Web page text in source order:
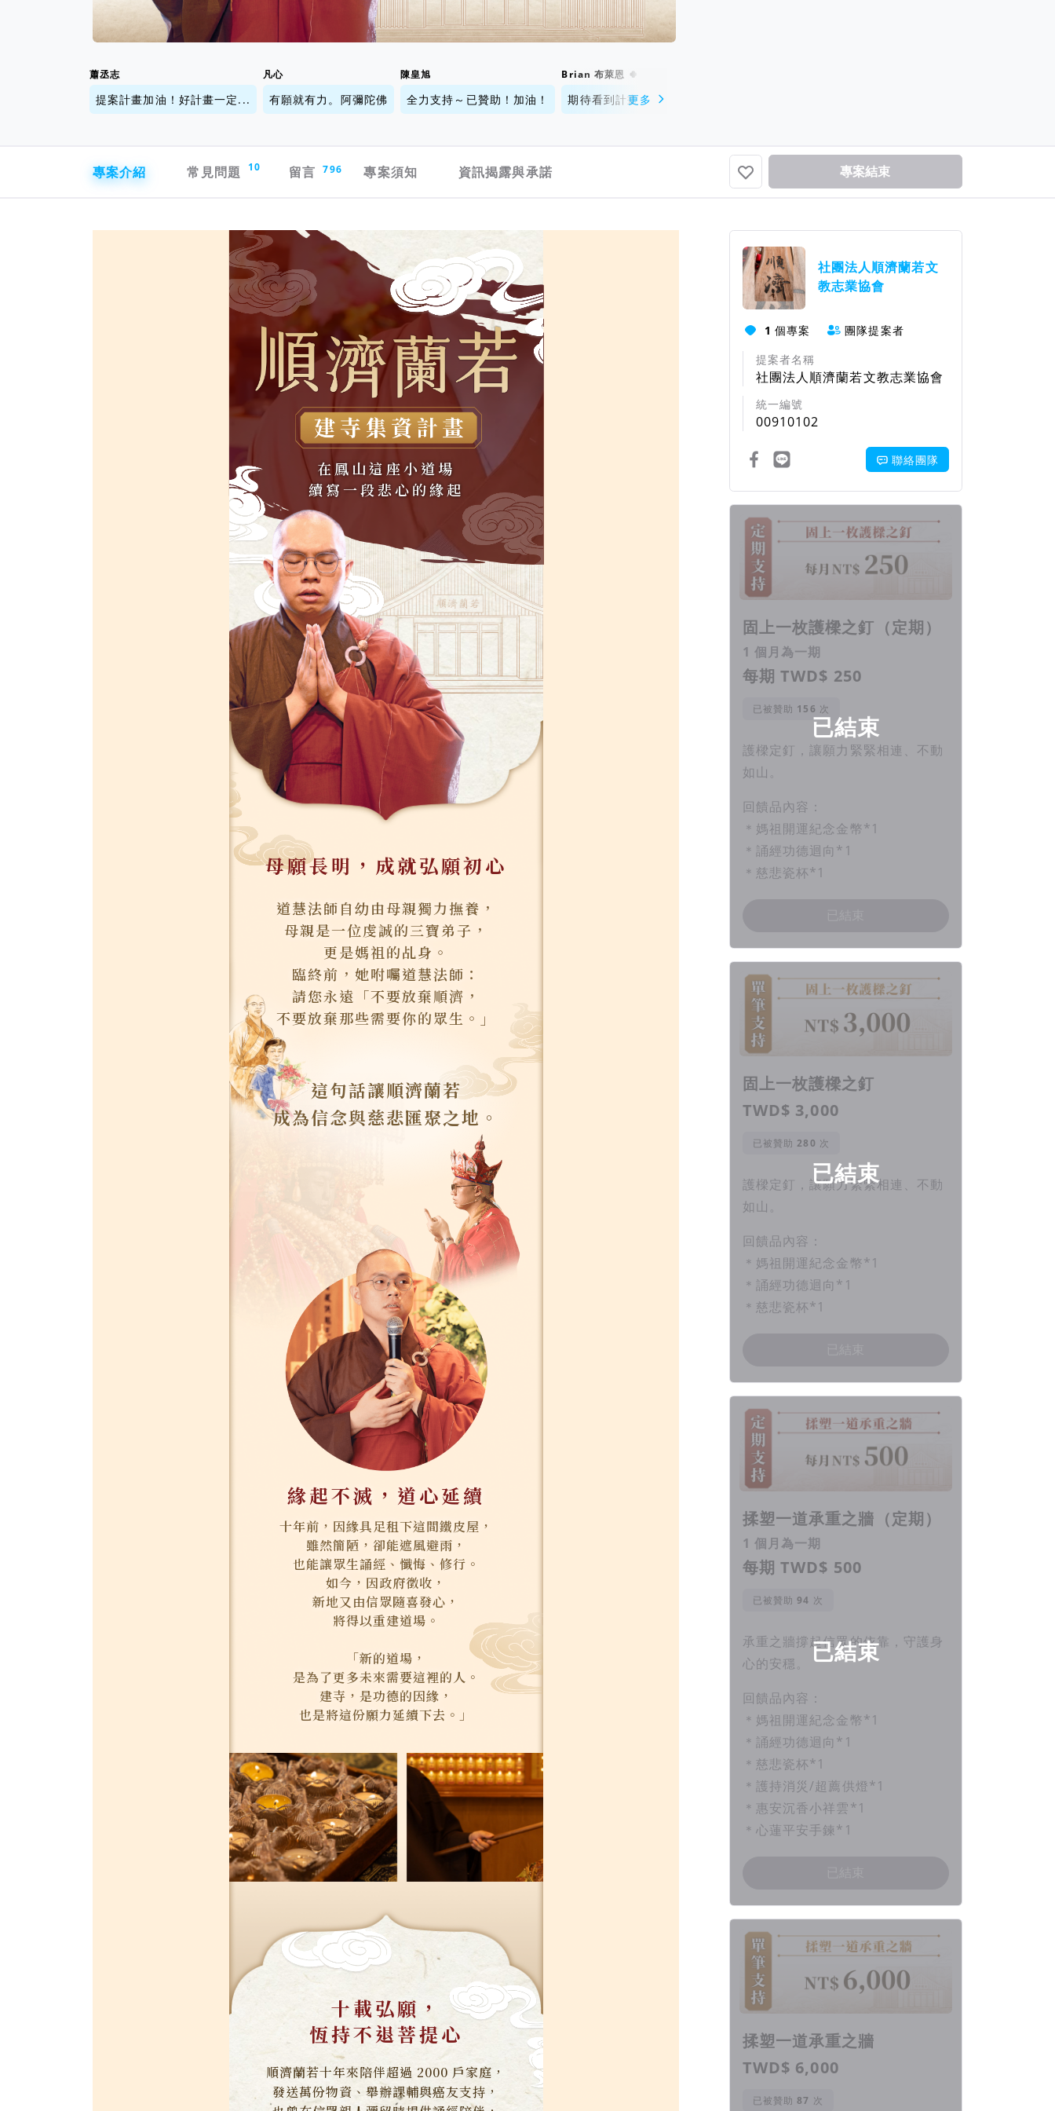
蕭丞志
提案計畫加油！好計畫一定...
凡心
有願就有力。阿彌陀佛
陳皇旭
全力支持～已贊助！加油！
Brian 布萊恩 🍀
期待看到計畫成功!加油～
更多
專案介紹
常見問題 10 留言 796 專案須知 資訊揭露與承諾 專案結束
社團法人順濟蘭若文
教志業協會
1 個專案
團隊提案者
提案者名稱
社團法人順濟蘭若文教志業協會
統一編號
00910102
聯絡團隊
回饋項目
已結束
固上一枚護樑之釘（定期）
1 個月為一期
每期 TWD$ 250
已被贊助 次
護樑定釘，讓願力緊緊相連、不動
如山。
回饋品內容：
＊媽祖開運紀念金幣*1
＊誦經功德迴向*1
＊慈悲瓷杯*1
已結束
固上一枚護樑之釘
TWD$ 3,000
已被贊助 次
護樑定釘，讓願力緊緊相連、不動
如山。
回饋品內容：
＊媽祖開運紀念金幣*1
＊誦經功德迴向*1
＊慈悲瓷杯*1
已結束
揉塑一道承重之牆（定期）
1 個月為一期
每期 TWD$ 500
已被贊助 次
承重之牆撐起信眾的依靠，守護身
心的安穩。
回饋品內容：
＊媽祖開運紀念金幣*1
＊誦經功德迴向*1
＊慈悲瓷杯*1
＊護持消災/超薦供燈*1
＊惠安沉香小祥雲*1
＊心蓮平安手鍊*1
揉塑一道承重之牆
TWD$ 6,000
已被贊助 次